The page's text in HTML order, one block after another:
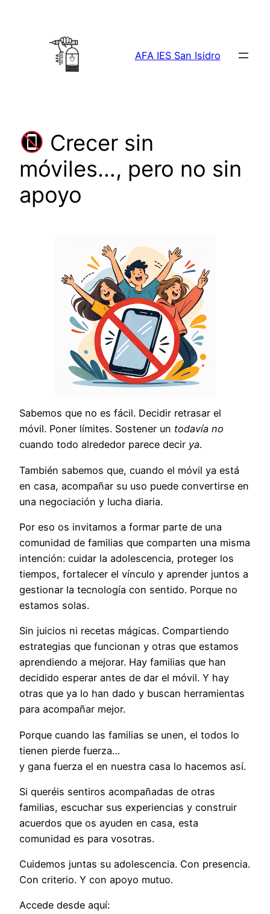
contenido
AFA IES San Isidro
Crecer sin
móviles…, pero no sin
apoyo
Sabemos que no es fácil. Decidir retrasar el
móvil. Poner límites. Sostener un todavía no
cuando todo alrededor parece decir ya.
También sabemos que, cuando el móvil ya está
en casa, acompañar su uso puede convertirse en
una negociación y lucha diaria.
Por eso os invitamos a formar parte de una
comunidad de familias que comparten una misma
intención: cuidar la adolescencia, proteger los
tiempos, fortalecer el vínculo y aprender juntos a
gestionar la tecnología con sentido. Porque no
estamos solas.
Sin juicios ni recetas mágicas. Compartiendo
estrategias que funcionan y otras que estamos
aprendiendo a mejorar. Hay familias que han
decidido esperar antes de dar el móvil. Y hay
otras que ya lo han dado y buscan herramientas
para acompañar mejor.
Porque cuando las familias se unen, el todos lo
tienen pierde fuerza…
y gana fuerza el en nuestra casa lo hacemos así.
Si queréis sentiros acompañadas de otras
familias, escuchar sus experiencias y construir
acuerdos que os ayuden en casa, esta
comunidad es para vosotras.
Cuidemos juntas su adolescencia. Con presencia.
Con criterio. Y con apoyo mutuo.
Accede desde aquí: